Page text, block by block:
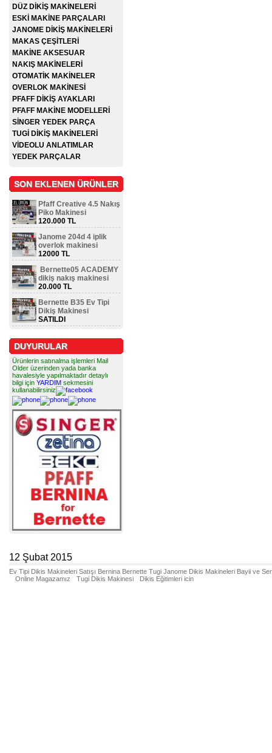
DÜZ DİKİŞ MAKİNELERİ
ESKİ MAKİNE PARÇALARI
JANOME DİKİŞ MAKİNELERİ
MAKAS ÇEŞİTLERİ
MAKİNE AKSESUAR
NAKIŞ MAKİNELERİ
OTOMATİK MAKİNELER
OVERLOK MAKİNESİ
PFAFF DİKİŞ AYAKLARI
PFAFF MAKİNE MODELLERİ
SİNGER YEDEK PARÇA
TUGİ DİKİŞ MAKİNELERİ
VİDEOLU ANLATIMLAR
YEDEK PARÇALAR
SON EKLENEN ÜRÜNLER
Pfaff Creative 4.5 Nakış
Piko Makinesi
120.000 TL
Janome 204d 4 iplik
overlok makinesi
12000 TL
Bernette05 ACADEMY
dikiş nakış makinesi
20.000 TL
Bernette B35 Ev Tipi
Dikiş Makinesi
SATILDI
DUYURULAR
Ürünlerin satınalma işlemleri Mail
Older üzerinden yada banka
havalesiyle yapılmaktadır detaylı
bilgi için YARDIM sekmesini
kullanabilirsiniz
12 Şubat 2015
Ev Tipi Dikis Makineleri Satışı Bernina Bernette Tugi Janome Dikis Makineleri Bayii ve
Online Magazamız
Tugi Dikis Makinesi Dikis Eğitimleri icin